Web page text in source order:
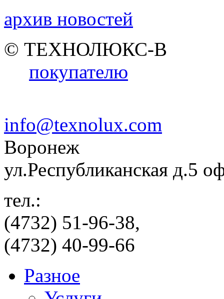
архив новостей
© ТЕХНОЛЮКС-В
покупателю
info@texnolux.com
Воронеж
ул.Республиканская д.5
тел.:
(4732) 51-96-38,
(4732) 40-99-66
Разное